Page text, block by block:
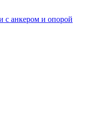
с анкером и опорой